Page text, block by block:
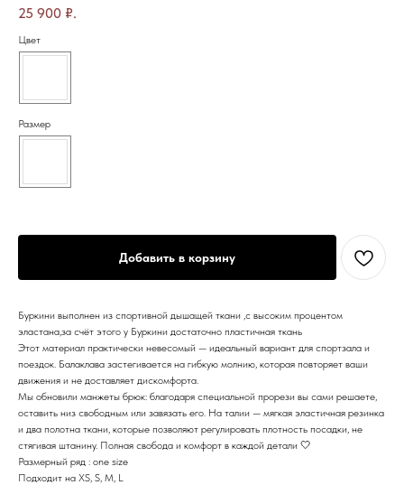
25 900 ₽.
Цвет
Размер
Добавить в корзину
Буркини выполнен из спортивной дышащей ткани ,с высоким процентом
эластана,за счёт этого у Буркини достаточно пластичная ткань
Этот материал практически невесомый — идеальный вариант для спортзала и
поездок. Балаклава застегивается на гибкую молнию, которая повторяет ваши
движения и не доставляет дискомфорта.
Мы обновили манжеты брюк: благодаря специальной прорези вы сами решаете,
оставить низ свободным или завязать его. На талии — мягкая эластичная резинка
и два полотна ткани, которые позволяют регулировать плотность посадки, не
стягивая штанину. Полная свобода и комфорт в каждой детали 🤍
Размерный ряд : one size
Подходит на XS, S, M, L